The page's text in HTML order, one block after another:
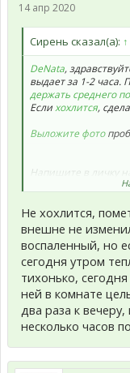
14 апр 2020
Сирень сказал(а): ↑
DeNata,
выдает за 1-2 часа.
держать среднего
Еслихохлится,
Выложите фото
Напишите в личку
, попросите
Не хохлится,
внешне не
воспаленный, но
сегодня утром
тихонько,
ней в комнате
два раза к
несколько часов